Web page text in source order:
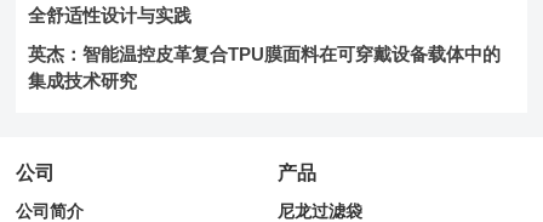
全舒适性设计与实践
英杰：智能温控皮革复合TPU膜面料在可穿戴设备载体中的
集成技术研究
公司
公司简介
产品
尼龙过滤袋